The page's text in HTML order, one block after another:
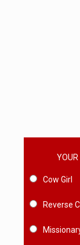
YOUR
Cow Girl
Reverse